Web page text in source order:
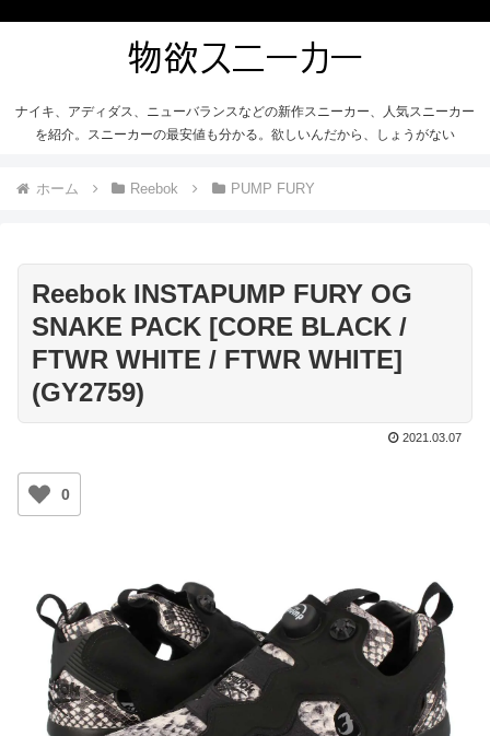
ナイキ、アディダス、ニューバランスなどの新作スニーカー、人気スニーカー
を紹介。スニーカーの最安値も分かる。欲しいんだから、しょうがない
ホーム Reebok PUMP FURY
Reebok INSTAPUMP FURY OG
SNAKE PACK [CORE BLACK /
FTWR WHITE / FTWR WHITE]
(GY2759)
2021.03.07
0